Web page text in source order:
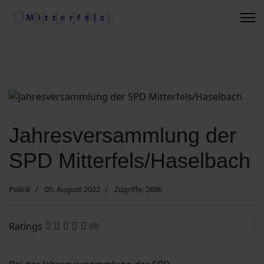
Wetterkiste
nach ....
Betriebe
Jahresversammlung der
SPD Mitterfels/Haselbach
Politik 05. August 2022 Zugriffe: 2686
Ratings (0)